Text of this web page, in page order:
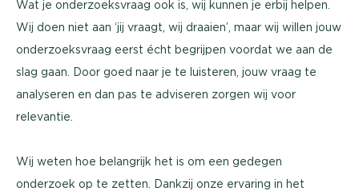
Wat je onderzoeksvraag ook is, wij kunnen je erbij helpen.
Wij doen niet aan ‘jij vraagt, wij draaien’, maar wij willen jouw
onderzoeksvraag eerst écht begrijpen voordat we aan de
slag gaan. Door goed naar je te luisteren, jouw vraag te
analyseren en dan pas te adviseren zorgen wij voor
relevantie.
Wij weten hoe belangrijk het is om een gedegen
onderzoek op te zetten. Dankzij onze ervaring in het